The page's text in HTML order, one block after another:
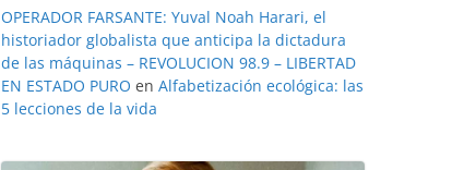
OPERADOR FARSANTE: Yuval Noah Harari, el
historiador globalista que anticipa la dictadura
de las máquinas – REVOLUCION 98.9 – LIBERTAD
EN ESTADO PURO en Alfabetización ecológica: las
5 lecciones de la vida